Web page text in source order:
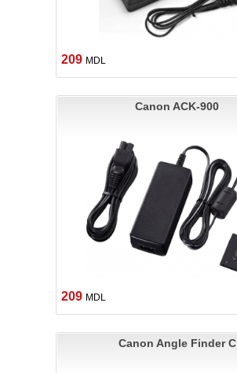
209 MDL
Canon ACK-900
209 MDL
Canon Angle Finder C